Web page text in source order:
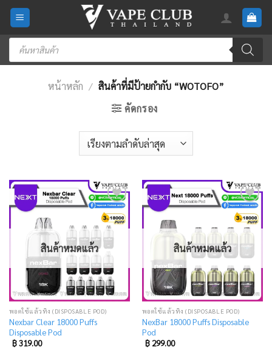
Skip
content
Products
search
หน้าหลัก / สินค้าที่มีป้ายกำกับ “WOTOFO”
คัดกรอง
Add
to
wishlist
สินค้าหมดแล้ว
พอตใช้แล้วทิ้ง (DISPOSABLE POD)
Nexbar Clear 18000 Puffs
Disposable Pod
฿319.00
Add
to
wishlist
สินค้าหมดแล้ว
พอตใช้แล้วทิ้ง (DISPOSABLE POD)
NexBar 18000 Puffs Disposable
Pod
฿299.00